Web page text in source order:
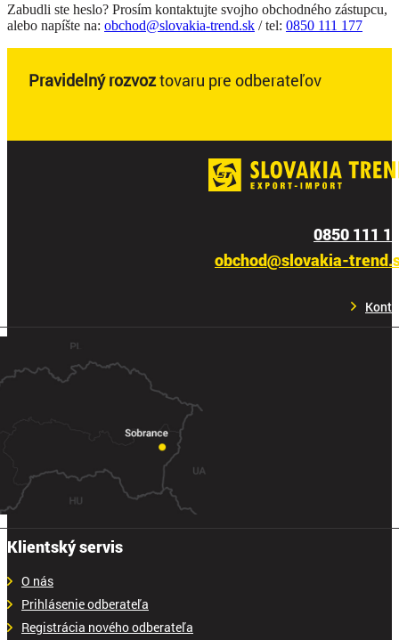
Zabudli ste heslo? Prosím kontaktujte svojho obchodného zástupcu,
alebo napíšte na: obchod@slovakia-trend.sk / tel: 0850 111 177
Pravidelný rozvoztovaru pre odberateľov
Klientský servis
O nás
Prihlásenie odberateľa
Registrácia nového odberateľa
0850 111
obchod@slovakia-